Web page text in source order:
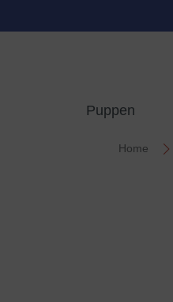
Puppen
Home